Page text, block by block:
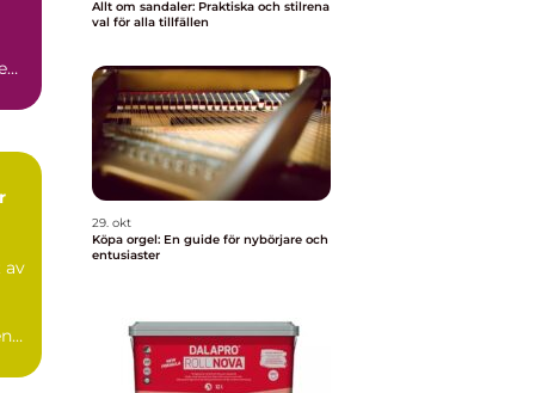
av
Allt om sandaler: Praktiska och stilrena
val för alla tillfällen
29. okt
Köpa orgel: En guide för nybörjare och
entusiaster